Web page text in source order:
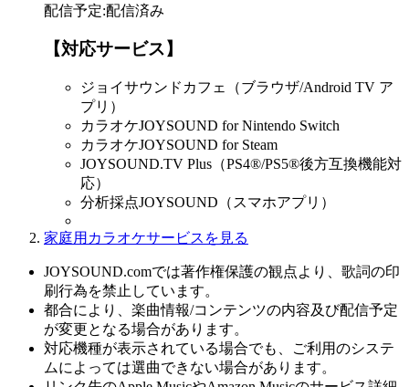
配信予定:配信済み
【対応サービス】
ジョイサウンドカフェ（ブラウザ/Android TV ア
プリ）
カラオケJOYSOUND for Nintendo Switch
カラオケJOYSOUND for Steam
JOYSOUND.TV Plus（PS4®/PS5®後方互換機能対
応）
分析採点JOYSOUND（スマホアプリ）
家庭用カラオケサービスを見る
JOYSOUND.comでは著作権保護の観点より、歌詞の印
刷行為を禁止しています。
都合により、楽曲情報/コンテンツの内容及び配信予定
が変更となる場合があります。
対応機種が表示されている場合でも、ご利用のシステ
ムによっては選曲できない場合があります。